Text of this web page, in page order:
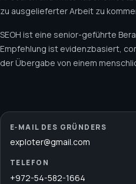
zu ausgelieferter Arbeit zu
SEOH ist eine senior-geführte
Empfehlung ist evidenzbasiert,
der Übergabe von einem
E‑MAIL DES GRÜNDERS
exploter@gmail.com
TELEFON
+972-54-582-1664